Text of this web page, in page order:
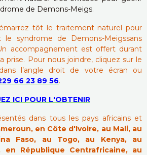
de Demons-Meigs.
tôt le traitement naturel pour
le syndrome de Demons-Meigssans
accompagnement est offert durant
prise. Pour nous joindre, cliquez sur le
l’angle droit de votre écran ou
66 23 89 56.
ICI POUR L'OBTENIR
dans tous les pays africains et
en Côte d'Ivoire, au Mali, au
Faso, au Togo, au Kenya, au
en République Centrafricaine, au